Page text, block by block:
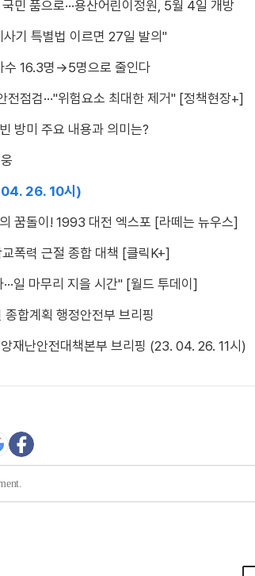
민 품으로···용산어린이정원, 5월 4일 개방
기 특별법 이르면 27일 발의"
수 16.3명→5명으로 줄인다
전점검···"위험요소 최대한 제거" [정책현장+]
방미 주요 내용과 의미는?
04. 26. 10시)
꿈돌이! 1993 대전 엑스포 [라떼는 뉴우스]
폭력 근절 종합 대책 [클릭K+]
일 마무리 지을 시간" [월드 투데이]
합계획 행정안전부 브리핑
재난안전대책본부 브리핑 (23. 04. 26. 11시)